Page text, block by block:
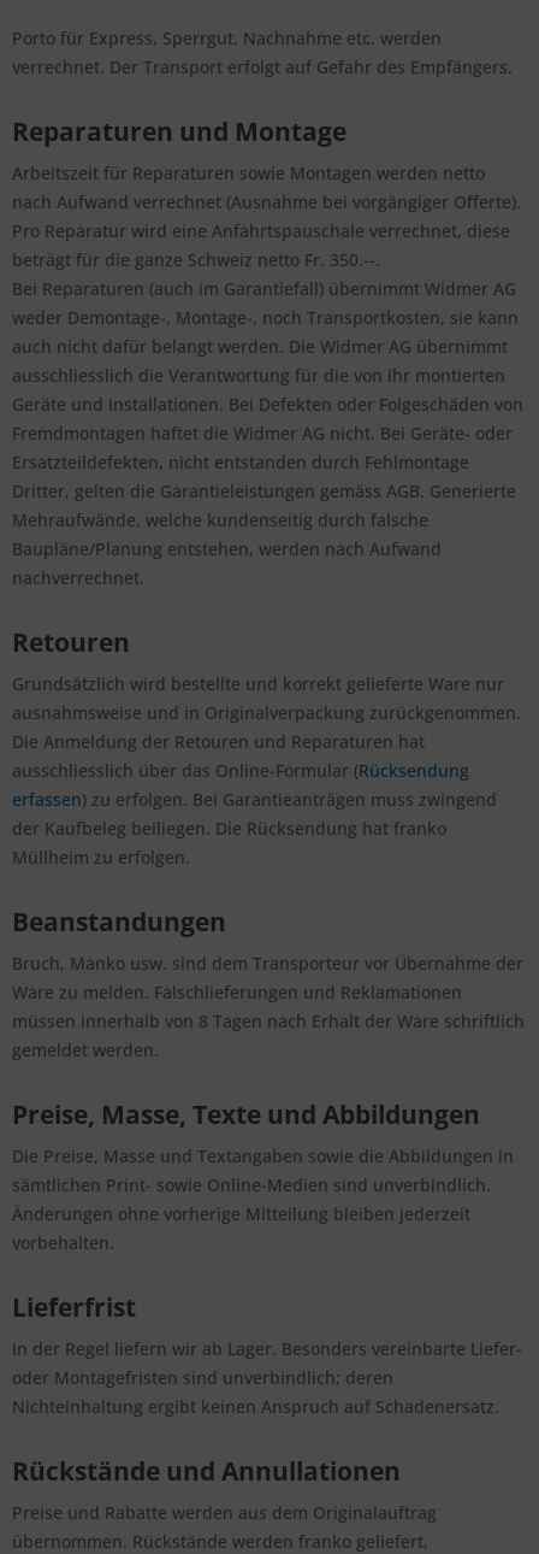
Porto für Express, Sperrgut, Nachnahme etc. werden
verrechnet. Der Transport erfolgt auf Gefahr des Empfängers.
Reparaturen und Montage
Arbeitszeit für Reparaturen sowie Montagen werden netto
nach Aufwand verrechnet (Ausnahme bei vorgängiger Offerte).
Pro Reparatur wird eine Anfahrtspauschale verrechnet, diese
beträgt für die ganze Schweiz netto Fr. 350.--.
Bei Reparaturen (auch im Garantiefall) übernimmt Widmer AG
weder Demontage-, Montage-, noch Transportkosten, sie kann
auch nicht dafür belangt werden. Die Widmer AG übernimmt
ausschliesslich die Verantwortung für die von ihr montierten
Geräte und Installationen. Bei Defekten oder Folgeschäden von
Fremdmontagen haftet die Widmer AG nicht. Bei Geräte- oder
Ersatzteildefekten, nicht entstanden durch Fehlmontage
Dritter, gelten die Garantieleistungen gemäss AGB. Generierte
Mehraufwände, welche kundenseitig durch falsche
Baupläne/Planung entstehen, werden nach Aufwand
nachverrechnet.
Retouren
Grundsätzlich wird bestellte und korrekt gelieferte Ware nur
ausnahmsweise und in Originalverpackung zurückgenommen.
Die Anmeldung der Retouren und Reparaturen hat
ausschliesslich über das Online-Formular (Rücksendung
erfassen) zu erfolgen. Bei Garantieanträgen muss zwingend
der Kaufbeleg beiliegen. Die Rücksendung hat franko
Müllheim zu erfolgen.
Beanstandungen
Bruch, Manko usw. sind dem Transporteur vor Übernahme der
Ware zu melden. Falschlieferungen und Reklamationen
müssen innerhalb von 8 Tagen nach Erhalt der Ware schriftlich
gemeldet werden.
Preise, Masse, Texte und Abbildungen
Die Preise, Masse und Textangaben sowie die Abbildungen in
sämtlichen Print- sowie Online-Medien sind unverbindlich.
Änderungen ohne vorherige Mitteilung bleiben jederzeit
vorbehalten.
Lieferfrist
In der Regel liefern wir ab Lager. Besonders vereinbarte Liefer-
oder Montagefristen sind unverbindlich; deren
Nichteinhaltung ergibt keinen Anspruch auf Schadenersatz.
Rückstände und Annullationen
Preise und Rabatte werden aus dem Originalauftrag
übernommen. Rückstände werden franko geliefert,